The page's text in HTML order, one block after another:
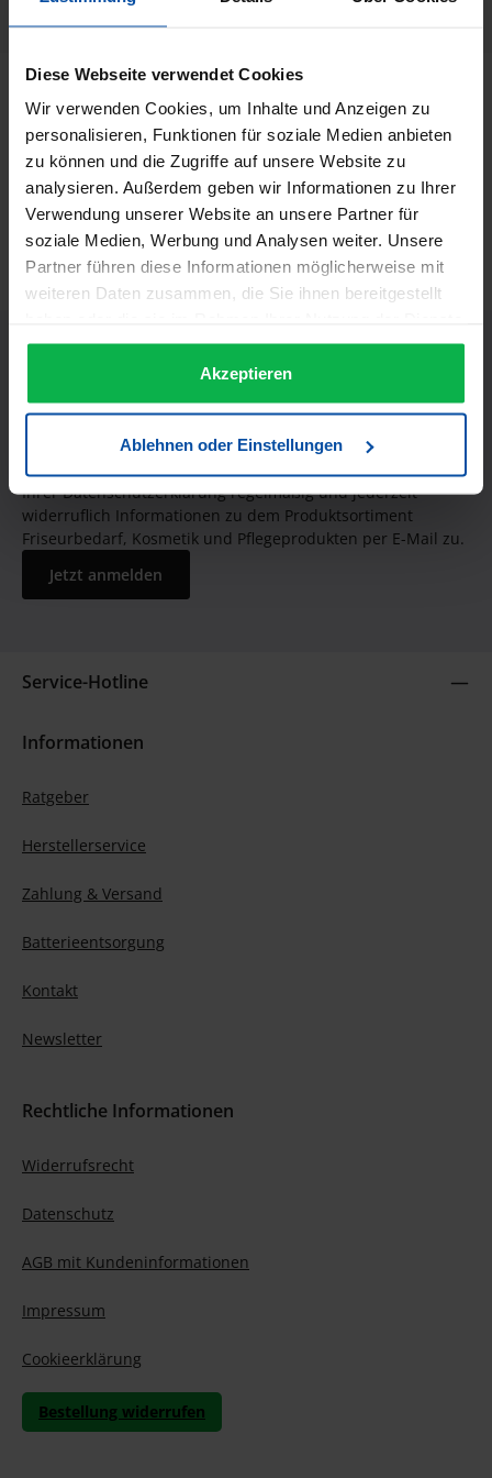
Diese Webseite verwendet Cookies
Wir verwenden Cookies, um Inhalte und Anzeigen zu
personalisieren, Funktionen für soziale Medien anbieten
zu können und die Zugriffe auf unsere Website zu
analysieren. Außerdem geben wir Informationen zu Ihrer
Verwendung unserer Website an unsere Partner für
soziale Medien, Werbung und Analysen weiter. Unsere
Partner führen diese Informationen möglicherweise mit
weiteren Daten zusammen, die Sie ihnen bereitgestellt
gesammelt haben.
Akzeptieren
Ablehnen oder Einstellungen
Rondo Kräuter Acid - 1000 ml 15110 Rondo Kräuter Acid
Pflegespülung für jedes…Mehr
Informationen zur Produktsicherheit
Trusted Shops Bewertungen
JETZT UNSEREN NEWSLETTER ABONNIEREN UND EINEN 5€
GUTSCHEIN BEKOMMEN! Bitte senden Sie mir entsprechend
Ihrer Datenschutzerklärung regelmäßig und jederzeit
widerruflich Informationen zu dem Produktsortiment
Friseurbedarf, Kosmetik und Pflegeprodukten per E-Mail zu.
Jetzt anmelden
Service-Hotline
Informationen
Ratgeber
Herstellerservice
Zahlung & Versand
Batterieentsorgung
Kontakt
Newsletter
Rechtliche Informationen
Widerrufsrecht
Datenschutz
AGB mit Kundeninformationen
Impressum
Cookieerklärung
Bestellung widerrufen